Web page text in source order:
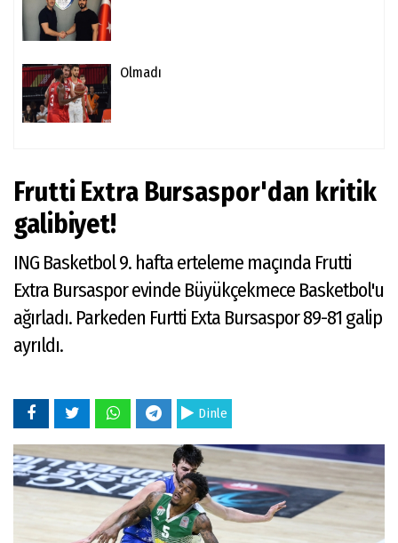
Olmadı
Frutti Extra Bursaspor'dan kritik
galibiyet!
ING Basketbol 9. hafta erteleme maçında Frutti
Extra Bursaspor evinde Büyükçekmece Basketbol'u
ağırladı. Parkeden Furtti Exta Bursaspor 89-81 galip
ayrıldı.
Dinle